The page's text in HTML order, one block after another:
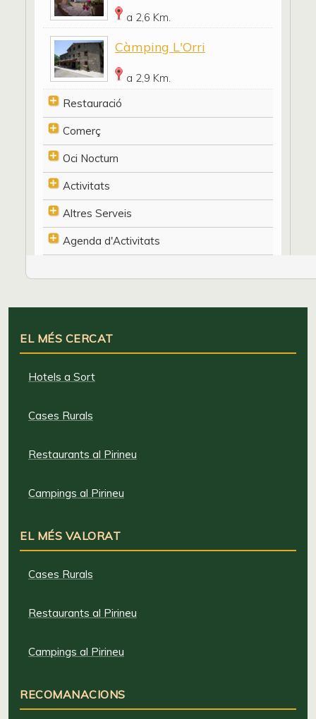
a 2,6 Km.
Càmping L'Orri
a 2,9 Km.
Restauració
Comerç
Oci Nocturn
Activitats
Altres Serveis
Agenda d'Activitats
EL MÉS CERCAT
Hotels a Sort
Cases Rurals
Restaurants al Pirineu
Campings al Pirineu
EL MÉS VALORAT
Cases Rurals
Restaurants al Pirineu
Campings al Pirineu
RECOMANACIONS